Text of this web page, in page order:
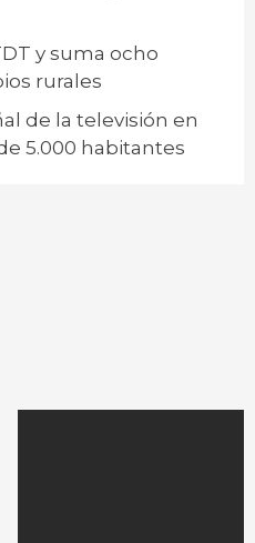
y suma ocho
rurales
de la televisión en
5.000 habitantes